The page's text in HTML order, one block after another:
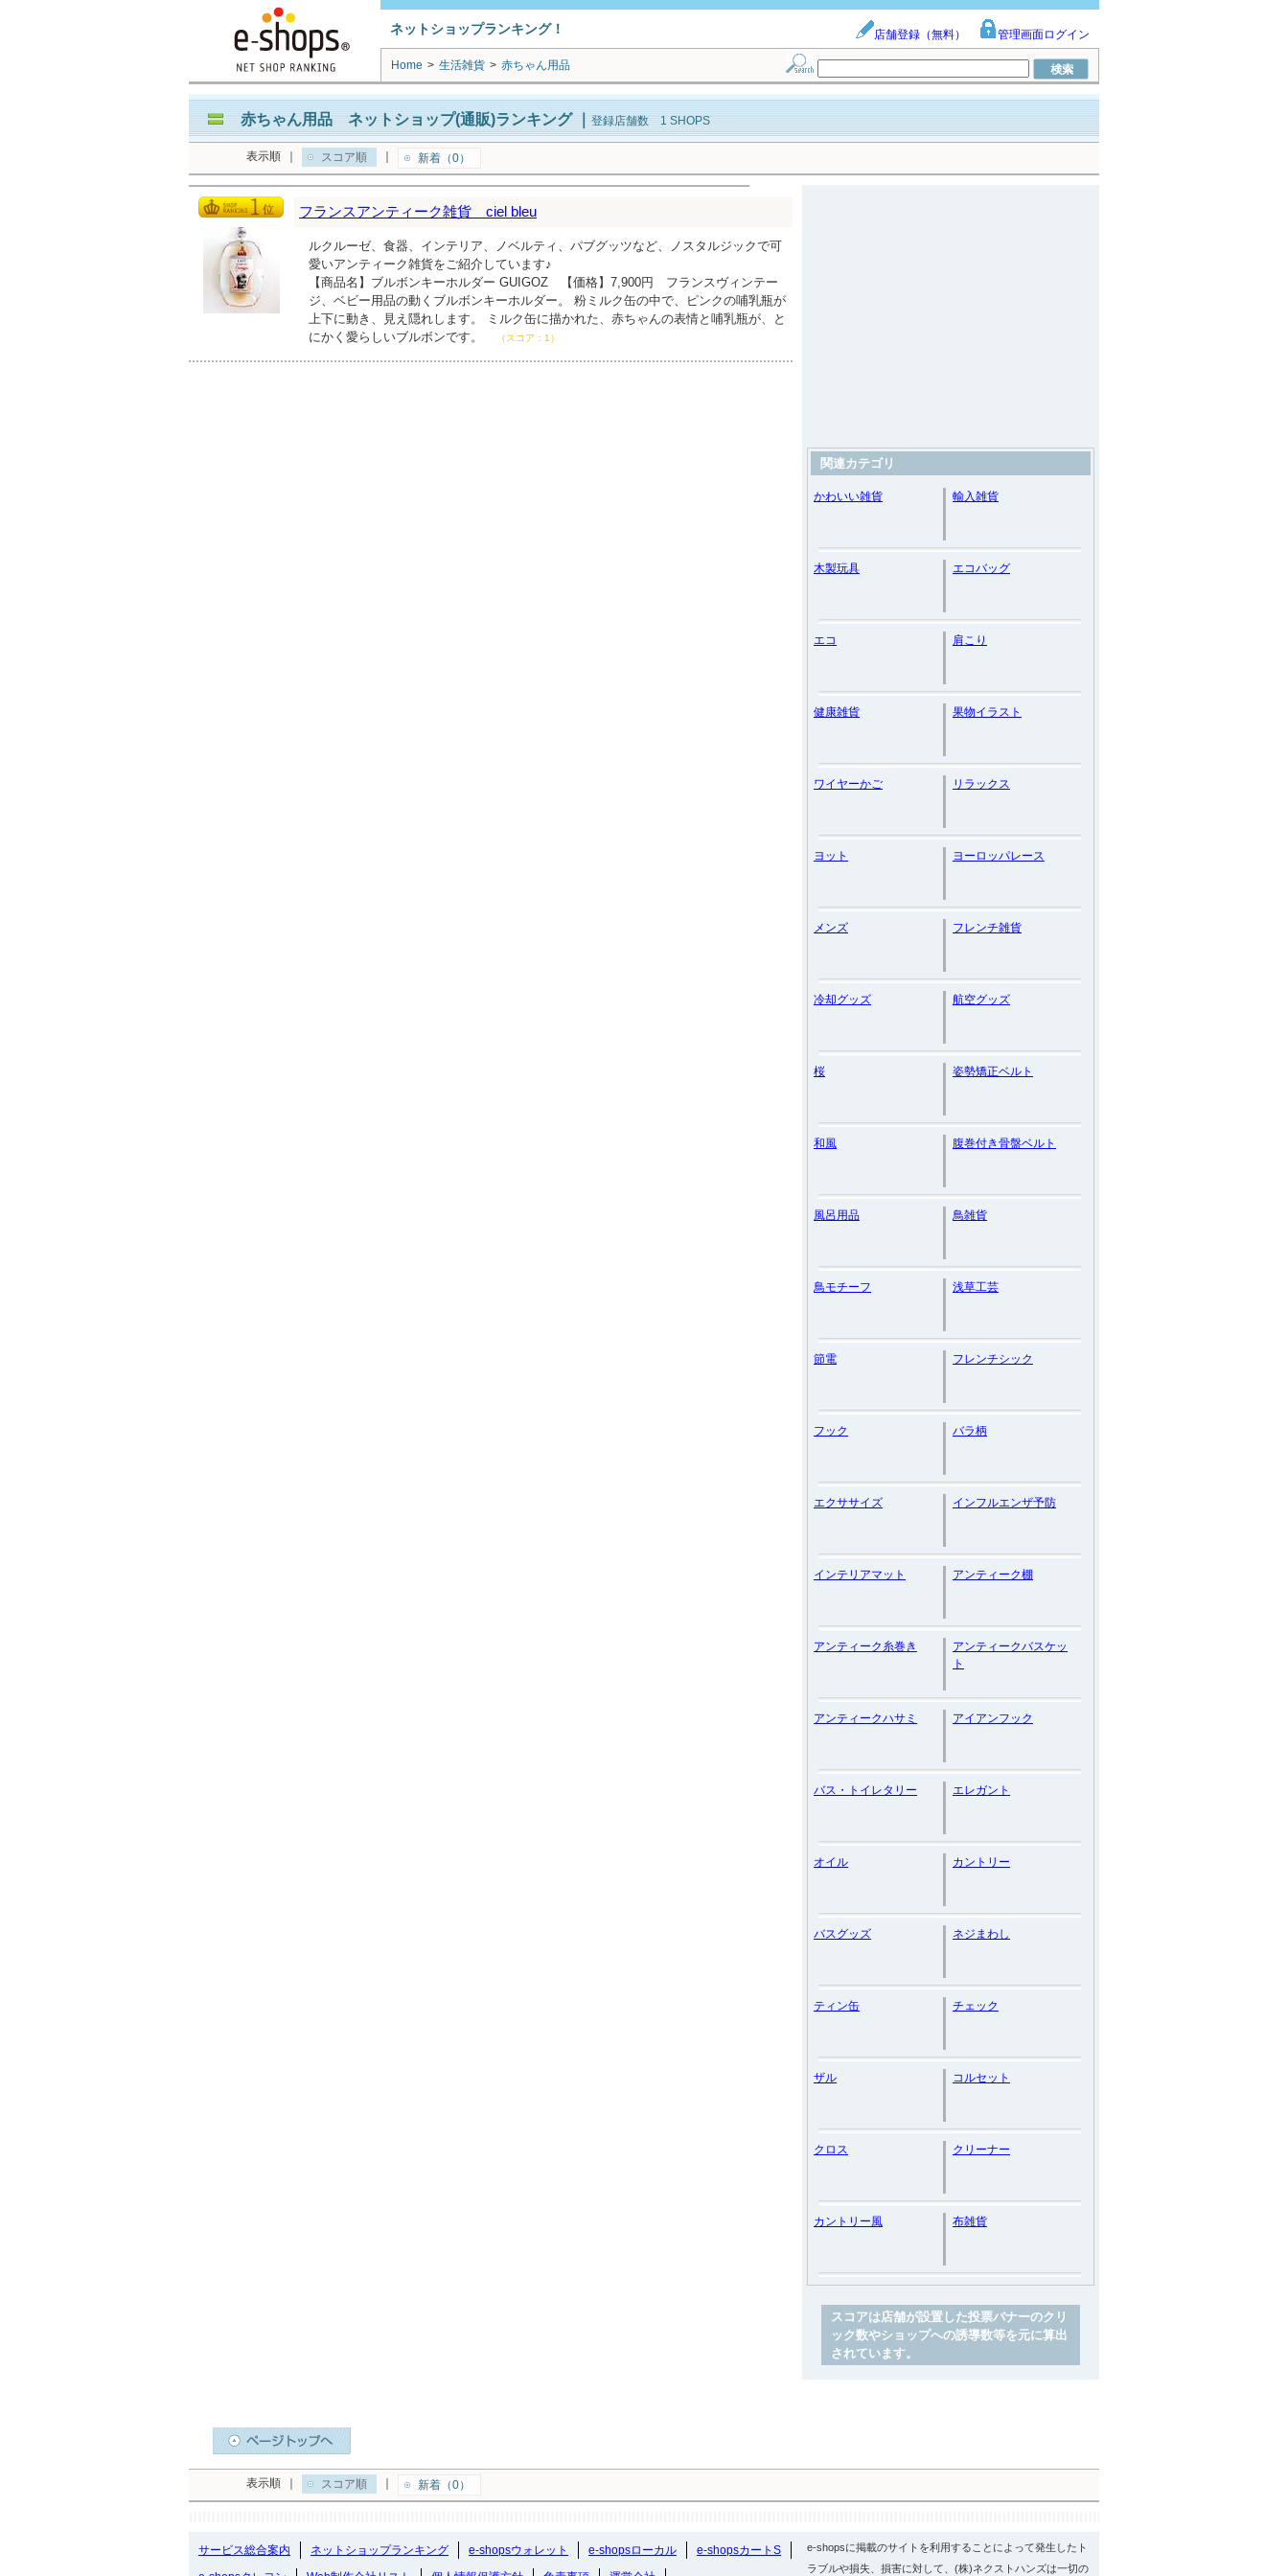
ネットショップランキング！ 店舗登録（無料） 管理画面ログイン
Home > 生活雑貨 > 赤ちゃん用品
赤ちゃん用品 ネットショップ(通販)ランキング｜ 登録店舗数 1 SHOPS
表示順 スコア順 新着（0）
フランスアンティーク雑貨 ciel bleu
ルクルーゼ、食器、インテリア、ノベルティ、パブグッツなど、ノスタルジックで可
愛いアンティーク雑貨をご紹介しています♪
【商品名】ブルボンキーホルダー GUIGOZ 【価格】7,900円 フランスヴィンテー
ジ、ベビー用品の動くブルボンキーホルダー。 粉ミルク缶の中で、ピンクの哺乳瓶が
上下に動き、見え隠れします。 ミルク缶に描かれた、赤ちゃんの表情と哺乳瓶が、と
にかく愛らしいブルボンです。
（スコア：1）
関連カテゴリ
かわいい雑貨 輸入雑貨
木製玩具 エコバッグ
エコ 肩こり
健康雑貨 果物イラスト
ワイヤーかご リラックス
ヨット ヨーロッパレース
メンズ フレンチ雑貨
冷却グッズ 航空グッズ
桜 姿勢矯正ベルト
和風 腹巻付き骨盤ベルト
風呂用品 鳥雑貨
鳥モチーフ 浅草工芸
節電 フレンチシック
フック バラ柄
エクササイズ インフルエンザ予防
インテリアマット アンティーク棚
アンティーク糸巻き
アンティークバスケッ
ト
アンティークハサミ アイアンフック
バス・トイレタリー エレガント
オイル カントリー
バスグッズ ネジまわし
ティン缶 チェック
ザル コルセット
クロス クリーナー
カントリー風 布雑貨
スコアは店舗が設置した投票バナーのクリ
ック数やショップへの誘導数等を元に算出
されています。
表示順 スコア順 新着（0）
サービス総合案内 ネットショップランキング e-shopsウォレット e-shopsローカル
e-shopsカートS
e-shopsに掲載のサイトを利用することによって発生したト
ラブルや損失、損害に対して、(株)ネクストハンズは一切の